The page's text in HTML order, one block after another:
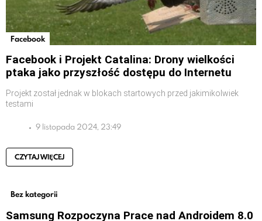
Facebook
Facebook i Projekt Catalina: Drony wielkości
ptaka jako przyszłość dostępu do Internetu
Projekt został jednak w blokach startowych przed jakimikolwiek
testami
9 listopada 2024, 23:49
CZYTAJ WIĘCEJ
Bez kategorii
Samsung Rozpoczyna Prace nad Androidem 8.0